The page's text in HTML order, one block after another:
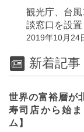
観光庁、台
談窓口を設置
2019年10月24
新着記事
世界の富裕層が
寿司店から始
ム】